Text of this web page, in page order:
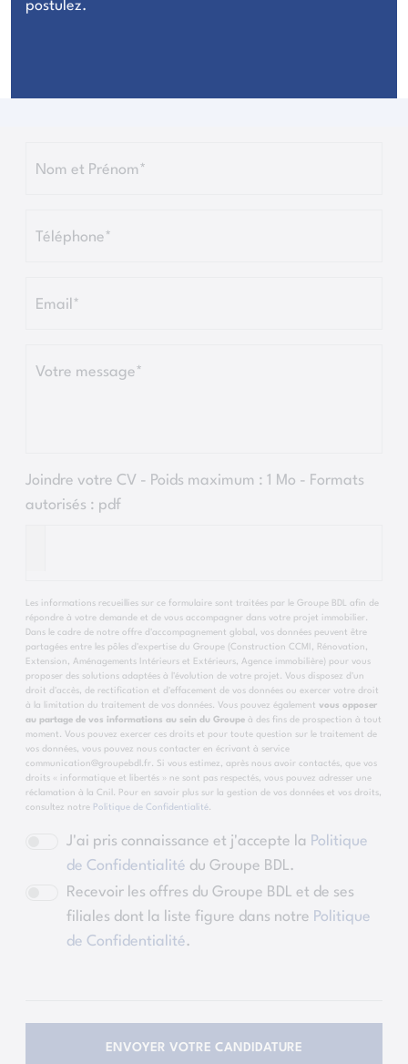
postulez.
Nom et Prénom*
Téléphone*
Email*
Votre message*
Joindre votre CV - Poids maximum : 1 Mo - Formats
autorisés : pdf
Les informations recueillies sur ce formulaire sont traitées par le Groupe BDL afin de
répondre à votre demande et de vous accompagner dans votre projet immobilier.
Dans le cadre de notre offre d'accompagnement global, vos données peuvent être
partagées entre les pôles d'expertise du Groupe (Construction CCMI, Rénovation,
Extension, Aménagements Intérieurs et Extérieurs, Agence immobilière) pour vous
proposer des solutions adaptées à l'évolution de votre projet. Vous disposez d'un
droit d'accès, de rectification et d'effacement de vos données ou exercer votre droit
à la limitation du traitement de vos données. Vous pouvez également vous opposer
au partage de vos informations au sein du Groupe à des fins de prospection à tout
moment. Vous pouvez exercer ces droits et pour toute question sur le traitement de
vos données, vous pouvez nous contacter en écrivant à service
communication@groupebdl.fr. Si vous estimez, après nous avoir contactés, que vos
droits « informatique et libertés » ne sont pas respectés, vous pouvez adresser une
réclamation à la Cnil. Pour en savoir plus sur la gestion de vos données et vos droits,
consultez notre Politique de Confidentialité.
J'ai pris connaissance et j'accepte la Politique
de Confidentialité du Groupe BDL.
Recevoir les offres du Groupe BDL et de ses
filiales dont la liste figure dans notre Politique
de Confidentialité.
ENVOYER VOTRE CANDIDATURE